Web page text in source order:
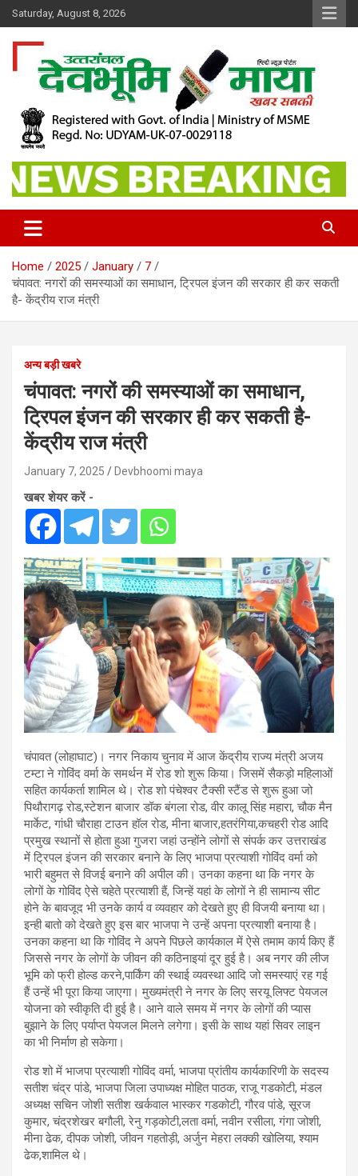
Skip
to
content
Saturday, August 8, 2026
Dev Bhoomi Maya
Home 2025 January
7
चंपावत: नगरों की समस्याओं का समाधान, ट्रिपल इंजन की सरकार ही कर सकती
है- केंद्रीय राज मंत्री
अन्य बड़ी खबरे
चंपावत: नगरों की समस्याओं का समाधान,
ट्रिपल इंजन की सरकार ही कर सकती है-
केंद्रीय राज मंत्री
January 7, 2025 Devbhoomi maya
खबर शेयर करें -
चंपावत (लोहाघाट)। नगर निकाय चुनाव में आज केंद्रीय राज्य मंत्री अजय
टम्टा ने गोविंद वर्मा के समर्थन में रोड शो शुरू किया। जिसमें सैकड़ो महिलाओं
सहित कार्यकर्ता शामिल थे। रोड शो पंचेश्वर टैक्सी स्टैंड से शुरू हुआ जो
पिथौरागढ़ रोड,स्टेशन बाजार डॉक बंगला रोड, वीर कालू सिंह महारा, चौक मैन
मार्केट, गांधी चौराहा टाउन हॉल रोड, मीना बाजार,हतरंगिया,कचहरी रोड आदि
प्रमुख स्थानों से होता हुआ गुजरा जहां उन्होंने लोगों से संपर्क कर उत्तराखंड
में ट्रिपल इंजन की सरकार बनाने के लिए भाजपा प्रत्याशी गोविंद वर्मा को
भारी बहुमत से विजई बनाने की अपील की। उनका कहना था कि नगर के
लोगों के गोविंद ऐसे चहेते प्रत्याशी हैं, जिन्हें यहां के लोगों ने ही सामान्य सीट
होने के बावजूद भी उनके कार्य व व्यवहार को देखते हुए ही विजयी बनाया था।
इन्ही बातो को देखते हुए इस बार भाजपा ने उन्हें अपना प्रत्याशी बनाया है।
उनका कहना था कि गोविंद ने अपने पिछले कार्यकाल में ऐसे तमाम कार्य किए हैं
जिससे नगर के लोगों के जीवन की कठिनाइयां दूर हुई है। अब नगर की लीज
भूमि को फ्री होल्ड करने,पार्किंग की स्थाई व्यवस्था आदि जो समस्याएं रह गई
हैं उन्हें भी पूरा किया जाएगा। मुख्यमंत्री ने नगर के लिए सरयू लिफ्ट पेयजल
योजना को स्वीकृति दी हुई है। आने वाले समय में नगर के लोगों की प्यास
बुझाने के लिए पर्याप्त पेयजल मिलने लगेगा। इसी के साथ यहां सिवर लाइन
का भी निर्माण हो सकेगा।
रोड शो में भाजपा प्रत्याशी गोविंद वर्मा, भाजपा प्रांतीय कार्यकारिणी के सदस्य
सतीश चंद्र पांडे, भाजपा जिला उपाध्यक्ष मोहित पाठक, राजू गडकोटी, मंडल
अध्यक्ष सचिन जोशी सतीश खर्कवाल भास्कर गडकोटी, गौरव पांडे, सूरज
कुमार, चंद्रशेखर बगौली, रेनु गड़कोटी,लता वर्मा, नवीन रसीला, गंगा जोशी,
मीना ढेक, दीपक जोशी, जीवन गहतोड़ी, अर्जुन मेहरा लक्की खोलिया, श्याम
ढेक,शामिल थे।